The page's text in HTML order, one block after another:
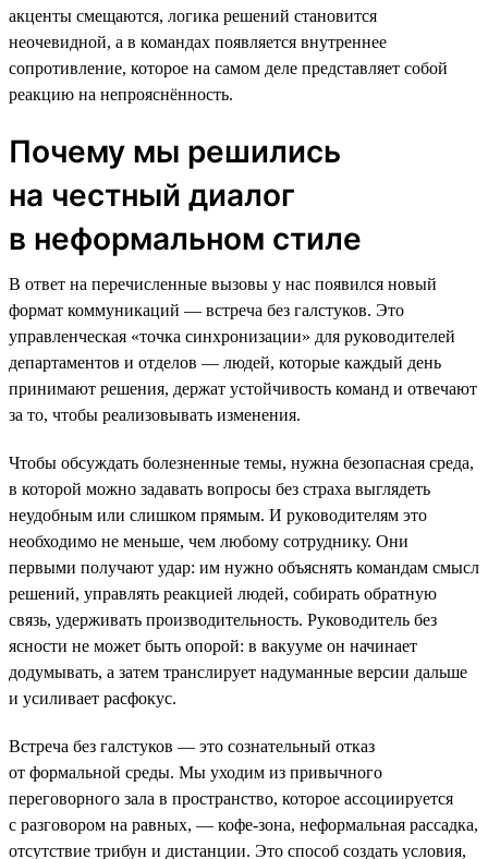
акценты смещаются, логика решений становится
неочевидной, а в командах появляется внутреннее
сопротивление, которое на самом деле представляет собой
реакцию на непрояснённость.
Почему мы решились
на честный диалог
в неформальном стиле
В ответ на перечисленные вызовы у нас появился новый
формат коммуникаций — встреча без галстуков. Это
управленческая «точка синхронизации» для руководителей
департаментов и отделов — людей, которые каждый день
принимают решения, держат устойчивость команд и отвечают
за то, чтобы реализовывать изменения.
Чтобы обсуждать болезненные темы, нужна безопасная среда,
в которой можно задавать вопросы без страха выглядеть
неудобным или слишком прямым. И руководителям это
необходимо не меньше, чем любому сотруднику. Они
первыми получают удар: им нужно объяснять командам смысл
решений, управлять реакцией людей, собирать обратную
связь, удерживать производительность. Руководитель без
ясности не может быть опорой: в вакууме он начинает
додумывать, а затем транслирует надуманные версии дальше
и усиливает расфокус.
Встреча без галстуков — это сознательный отказ
от формальной среды. Мы уходим из привычного
переговорного зала в пространство, которое ассоциируется
с разговором на равных, — кофе-зона, неформальная рассадка,
отсутствие трибун и дистанции. Это способ создать условия,